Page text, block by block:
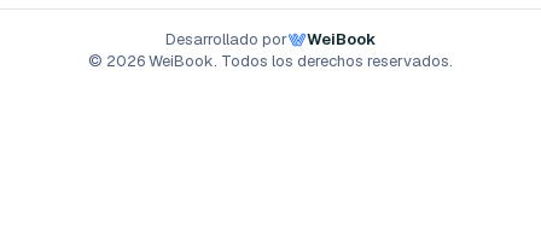
Desarrollado por
WeiBook
© 2026 WeiBook. Todos los derechos reservados.